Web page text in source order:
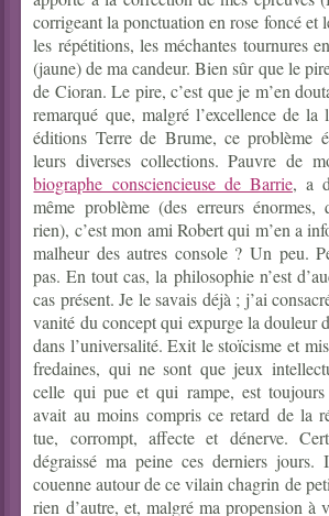
corrigeant la ponctuation en rose foncé et
les répétitions, les méchantes tournures
(jaune) de ma candeur. Bien sûr que le
de Cioran. Le pire, c’est que je m’en
remarqué que, malgré l’excellence de la
éditions Terre de Brume, ce problème
leurs diverses collections. Pauvre de
biographe consciencieuse de Barrie, a
même problème (des erreurs
rien), c’est mon ami Robert qui m’en a
malheur des autres console ? Un peu.
pas. En tout cas, la philosophie n’est
cas présent. Je le savais déjà ; j’ai
vanité du concept qui expurge la douleur
dans l’universalité. Exit le stoïcisme et
fredaines, qui ne sont que jeux
celle qui pue et qui rampe, est
avait au moins compris ce retard de la
tue, corrompt, affecte et dénerve.
dégraissé ma peine ces derniers
couenne autour de ce vilain chagrin de
rien d’autre, et, malgré ma propension à